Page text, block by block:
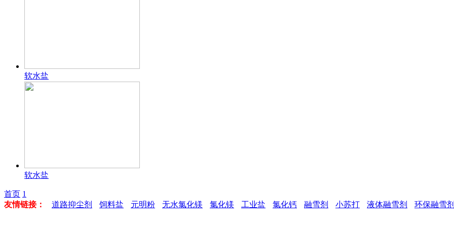
软水盐
软水盐
首页 1
友情链接：
道路抑尘剂 饲料盐 元明粉 无水氯化镁 氯化镁 工业盐 氯化钙 融雪剂 小苏打 液体融雪剂 环保融雪剂